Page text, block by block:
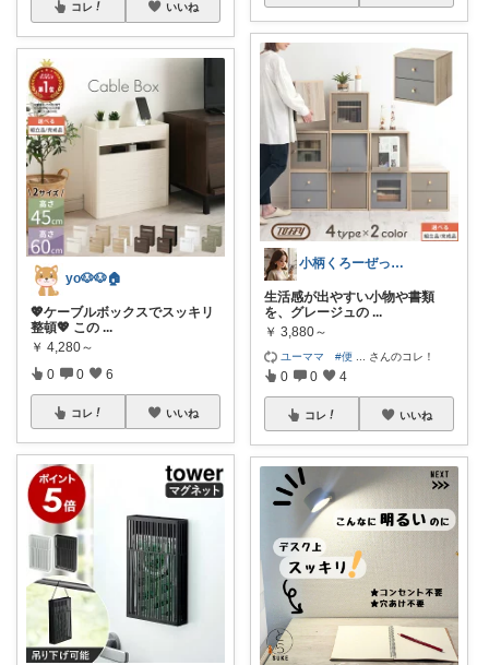
コレ いいね
yo🐶🐶🏠
💖ケーブルボックスでスッキリ
整頓💖 この ...
￥ 4,280～
0 0 6
コレ いいね
小柄くろーぜっと♡eminko
生活感が出やすい小物や書類
を、グレージュの ...
￥ 3,880～
ユーママ #便 さんのコレ！
0 0 4
コレ いいね